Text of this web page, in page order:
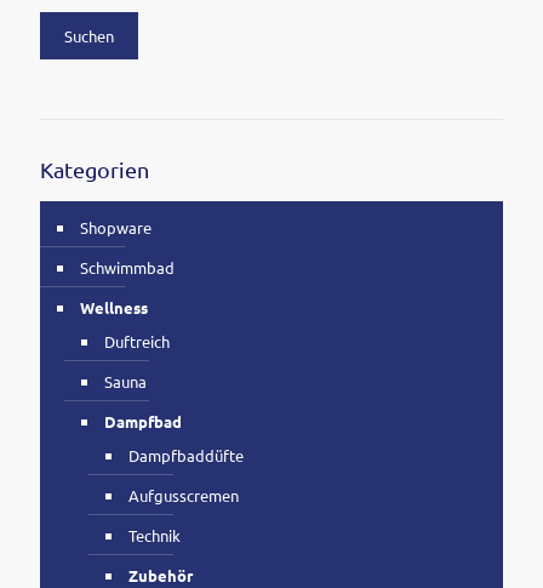
Suchen
Kategorien
Shopware
Schwimmbad
Wellness
Duftreich
Sauna
Dampfbad
Dampfbaddüfte
Aufgusscremen
Technik
Zubehör